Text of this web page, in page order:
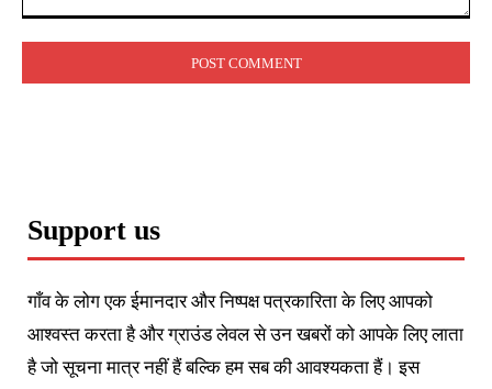
Support us
गाँव के लोग एक ईमानदार और निष्पक्ष पत्रकारिता के लिए आपको
आश्वस्त करता है और ग्राउंड लेवल से उन खबरों को आपके लिए लाता
है जो सूचना मात्र नहीं हैं बल्कि हम सब की आवश्यकता हैं। इस